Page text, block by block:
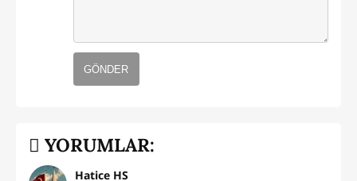
GÖNDER
YORUMLAR:
Hatice HS